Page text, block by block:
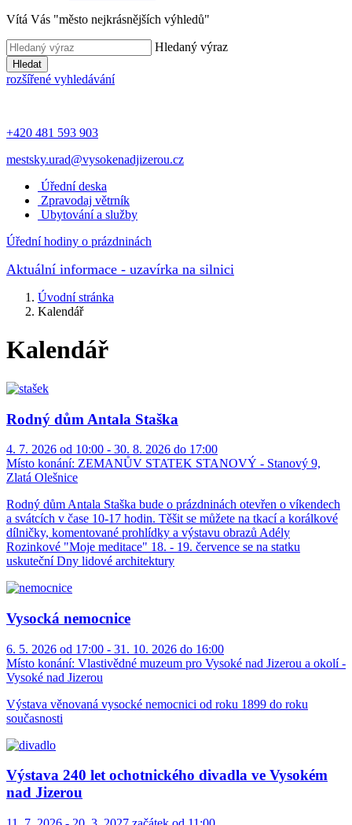
Vítá Vás "město nejkrásnějších výhledů"
Hledaný výraz
Hledat
rozšířené vyhledávání
+420 481 593 903
mestsky.urad@vysokenadjizerou.cz
Úřední deska
Zpravodaj větrník
Ubytování a služby
Úřední hodiny o prázdninách
Aktuální informace - uzavírka na silnici
Úvodní stránka
Kalendář
Kalendář
Rodný dům Antala Staška
4. 7. 2026 od 10:00 - 30. 8. 2026 do 17:00
Místo konání: ZEMANŮV STATEK STANOVÝ - Stanový 9,
Zlatá Olešnice
Rodný dům Antala Staška bude o prázdninách otevřen o víkendech
a svátcích v čase 10-17 hodin. Těšit se můžete na tkací a korálkové
dílničky, komentované prohlídky a výstavu obrazů Adély
Rozinkové "Moje meditace" 18. - 19. července se na statku
uskuteční Dny lidové architektury
Vysocká nemocnice
6. 5. 2026 od 17:00 - 31. 10. 2026 do 16:00
Místo konání: Vlastivědné muzeum pro Vysoké nad Jizerou a okolí -
Vysoké nad Jizerou
Výstava věnovaná vysocké nemocnici od roku 1899 do roku
současnosti
Výstava 240 let ochotnického divadla ve Vysokém
nad Jizerou